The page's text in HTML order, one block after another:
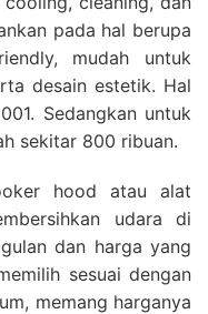
pada hal berupa
mudah untuk
desain estetik. Hal
Sedangkan untuk
sekitar 800 ribuan.
hood atau alat
udara di
dan harga yang
sesuai dengan
memang harganya